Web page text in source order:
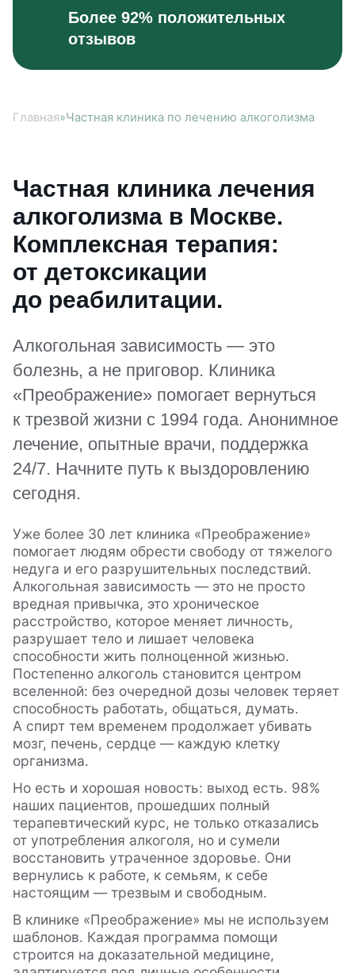
Более 92% положительных
отзывов
Главная»Частная клиника по лечению алкоголизма
Частная клиника лечения
алкоголизма в Москве.
Комплексная терапия:
от детоксикации
до реабилитации.
Алкогольная зависимость — это
болезнь, а не приговор. Клиника
«Преображение» помогает вернуться
к трезвой жизни с 1994 года. Анонимное
лечение, опытные врачи, поддержка
24/7. Начните путь к выздоровлению
сегодня.
Уже более 30 лет клиника «Преображение»
помогает людям обрести свободу от тяжелого
недуга и его разрушительных последствий.
Алкогольная зависимость — это не просто
вредная привычка, это хроническое
расстройство, которое меняет личность,
разрушает тело и лишает человека
способности жить полноценной жизнью.
Постепенно алкоголь становится центром
вселенной: без очередной дозы человек теряет
способность работать, общаться, думать.
А спирт тем временем продолжает убивать
мозг, печень, сердце — каждую клетку
организма.
Но есть и хорошая новость: выход есть. 98%
наших пациентов, прошедших полный
терапевтический курс, не только отказались
от употребления алкоголя, но и сумели
восстановить утраченное здоровье. Они
вернулись к работе, к семьям, к себе
настоящим — трезвым и свободным.
В клинике «Преображение» мы не используем
шаблонов. Каждая программа помощи
строится на доказательной медицине,